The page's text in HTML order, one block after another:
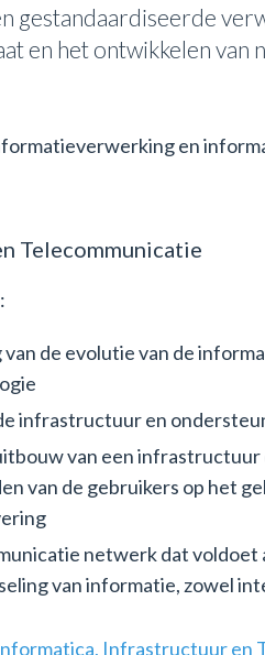
gestandaardiseerde
en het ontwikkelen van
en
Telecommunicatie
de evolutie van de
infrastructuur en
van een infrastructuur
van de gebruikers op het
netwerk dat voldoet
van informatie, zowel
Infrastructuur en